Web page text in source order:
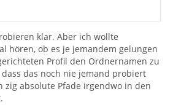
klar. Aber ich wollte
hören, ob es je jemandem gelungen
Profil den Ordnernamen zu
das noch nie jemand probiert
zig absolute Pfade irgendwo in den